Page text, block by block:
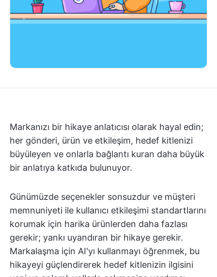
Markanızı bir hikaye anlatıcısı olarak hayal edin;
her gönderi, ürün ve etkileşim, hedef kitlenizi
büyüleyen ve onlarla bağlantı kuran daha büyük
bir anlatıya katkıda bulunuyor.
Günümüzde seçenekler sonsuzdur ve müşteri
memnuniyeti ile kullanıcı etkileşimi standartlarını
korumak için harika ürünlerden daha fazlası
gerekir; yankı uyandıran bir hikaye gerekir.
Markalaşma için AI'yı kullanmayı öğrenmek, bu
hikayeyi güçlendirerek hedef kitlenizin ilgisini